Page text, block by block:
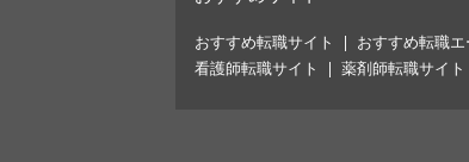
おすすめ転職サイト おすすめ転職エ
看護師転職サイト
薬剤師転職サイト